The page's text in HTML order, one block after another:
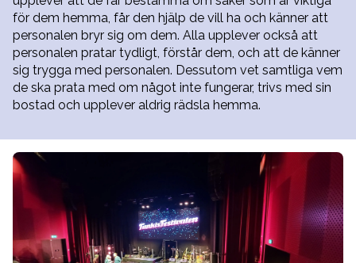
för dem hemma, får den hjälp de vill ha och känner att
personalen bryr sig om dem. Alla upplever också att
personalen pratar tydligt, förstår dem, och att de känner
sig trygga med personalen. Dessutom vet samtliga vem
de ska prata med om något inte fungerar, trivs med sin
bostad och upplever aldrig rädsla hemma.